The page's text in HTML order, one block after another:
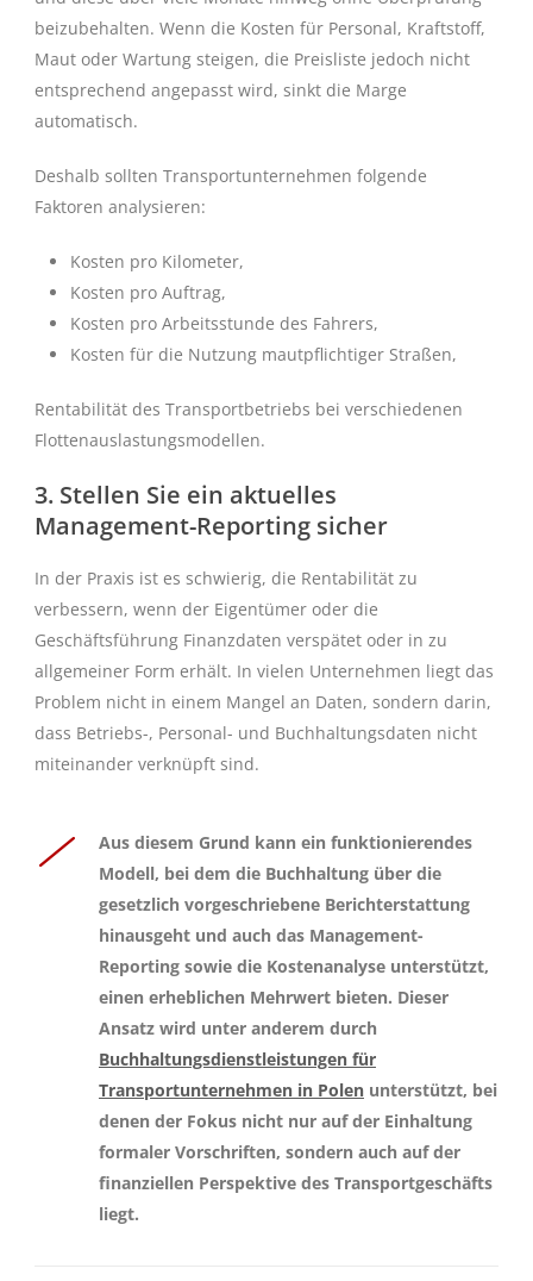
beizubehalten. Wenn die Kosten für Personal, Kraftstoff,
Maut oder Wartung steigen, die Preisliste jedoch nicht
entsprechend angepasst wird, sinkt die Marge
automatisch.
Deshalb sollten Transportunternehmen folgende
Faktoren analysieren:
Kosten pro Kilometer,
Kosten pro Auftrag,
Kosten pro Arbeitsstunde des Fahrers,
Kosten für die Nutzung mautpflichtiger Straßen,
Rentabilität des Transportbetriebs bei verschiedenen
Flottenauslastungsmodellen.
3. Stellen Sie ein aktuelles
Management-Reporting sicher
In der Praxis ist es schwierig, die Rentabilität zu
verbessern, wenn der Eigentümer oder die
Geschäftsführung Finanzdaten verspätet oder in zu
allgemeiner Form erhält. In vielen Unternehmen liegt das
Problem nicht in einem Mangel an Daten, sondern darin,
dass Betriebs-, Personal- und Buchhaltungsdaten nicht
miteinander verknüpft sind.
Aus diesem Grund kann ein funktionierendes
Modell, bei dem die Buchhaltung über die
gesetzlich vorgeschriebene Berichterstattung
hinausgeht und auch das Management-
Reporting sowie die Kostenanalyse unterstützt,
einen erheblichen Mehrwert bieten. Dieser
Ansatz wird unter anderem durch
Buchhaltungsdienstleistungen für
Transportunternehmen in Polen unterstützt, bei
denen der Fokus nicht nur auf der Einhaltung
formaler Vorschriften, sondern auch auf der
finanziellen Perspektive des Transportgeschäfts
liegt.